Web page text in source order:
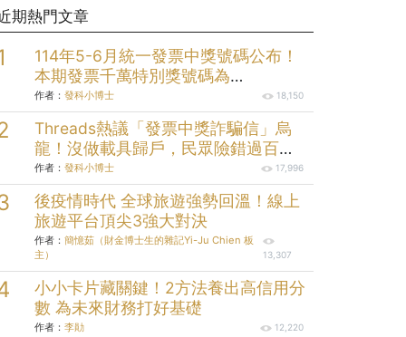
期熱門文章
114年5-6月統一發票中獎號碼公布！
本期發票千萬特別獎號碼為
「47406327」；200萬元特獎號碼為
「05579058」；三組20萬元頭獎分
別為「49912232」、
「73145004」、「99174704」。
作者： 發科小博士 18,150
Threads熱議「發票中獎詐騙信」烏
龍！沒做載具歸戶，民眾險錯過百萬
獎金
作者： 發科小博士 17,996
後疫情時代 全球旅遊強勢回溫！線上
旅遊平台頂尖3強大對決
作者： 簡憶茹（財金博士生的雜記Yi-Ju Chien 板
主）
13,307
小小卡片藏關鍵！2方法養出高信用分
數 為未來財務打好基礎
作者： 李勛 12,220